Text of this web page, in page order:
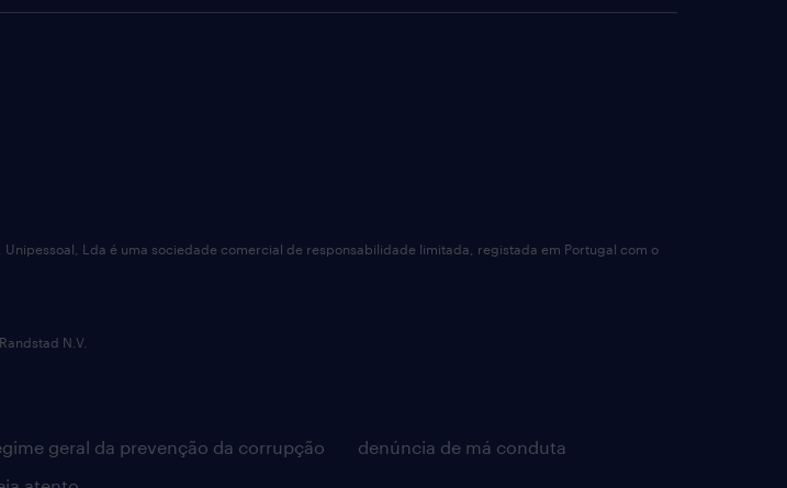
geral da prevenção da corrupção
denúncia de má conduta
Lda é uma sociedade comercial de responsabilidade limitada, registada em Portugal com o
N.V.